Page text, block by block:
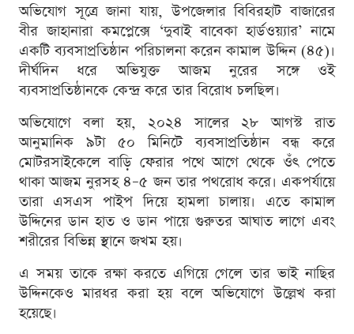
অভিযোগ সূত্রে জানা যায়, উপজেলার বিবিরহাট বাজারের
বীর জাহানারা কমপ্লেক্সে ‘দুবাই বাবেকা হার্ডওয়্যার’ নামে
একটি ব্যবসাপ্রতিষ্ঠান পরিচালনা করেন কামাল উদ্দিন (৪৫)।
দীর্ঘদিন ধরে অভিযুক্ত আজম নুরের সঙ্গে ওই
ব্যবসাপ্রতিষ্ঠানকে কেন্দ্র করে তার বিরোধ চলছিল।
অভিযোগে বলা হয়, ২০২৪ সালের ২৮ আগস্ট রাত
আনুমানিক ৯টা ৫০ মিনিটে ব্যবসাপ্রতিষ্ঠান বন্ধ করে
মোটরসাইকেলে বাড়ি ফেরার পথে আগে থেকে ওঁৎ পেতে
থাকা আজম নুরসহ ৪–৫ জন তার পথরোধ করে। একপর্যায়ে
তারা এসএস পাইপ দিয়ে হামলা চালায়। এতে কামাল
উদ্দিনের ডান হাত ও ডান পায়ে গুরুতর আঘাত লাগে এবং
শরীরের বিভিন্ন স্থানে জখম হয়।
এ সময় তাকে রক্ষা করতে এগিয়ে গেলে তার ভাই নাছির
উদ্দিনকেও মারধর করা হয় বলে অভিযোগে উল্লেখ করা
হয়েছে।